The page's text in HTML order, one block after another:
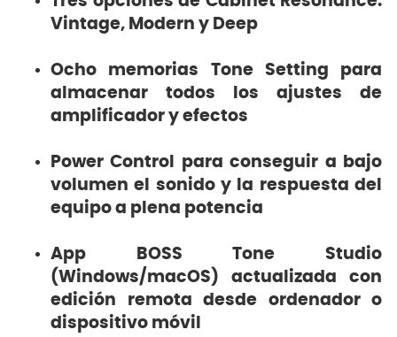
Vintage, Modern y Deep
Ocho memorias Tone Setting para
almacenar todos los ajustes de
amplificador y efectos
Power Control para conseguir a bajo
volumen el sonido y la respuesta del
equipo a plena potencia
App BOSS Tone Studio
(Windows/macOS) actualizada con
edición remota desde ordenador o
dispositivo móvil